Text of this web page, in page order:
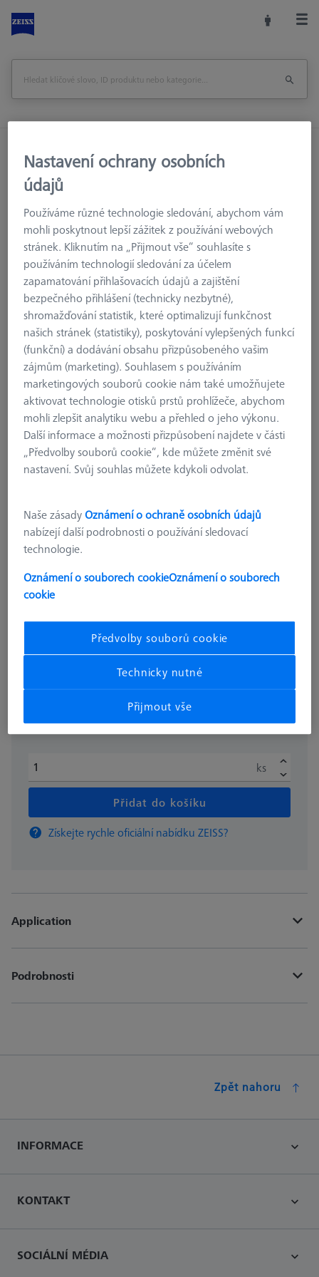
Upínací zařízení
Nástroje
Kombinovaný utahovací klíč - AF16
Vytisknout stránku
Zpět na
KOMPONENTY REFERENČNÍCH SAD
Kombinovaný utahovací klíč - AF16
15,99 € bez DPH
ks
Přidat do košíku
Získejte rychle oficiální nabídku ZEISS?
Application
Podrobnosti
Zpět nahoru
INFORMACE
KONTAKT
SOCIÁLNÍ MÉDIA
Nastavení ochrany osobních
údajů
Používáme různé technologie sledování, abychom vám
mohli poskytnout lepší zážitek z používání webových
stránek. Kliknutím na „Přijmout vše“ souhlasíte s
používáním technologií sledování za účelem
zapamatování přihlašovacích údajů a zajištění
bezpečného přihlášení (technicky nezbytné),
shromažďování statistik, které optimalizují funkčnost
našich stránek (statistiky), poskytování vylepšených funkcí
(funkční) a dodávání obsahu přizpůsobeného vašim
zájmům (marketing). Souhlasem s používáním
marketingových souborů cookie nám také umožňujete
aktivovat technologie otisků prstů prohlížeče, abychom
mohli zlepšit analytiku webu a přehled o jeho výkonu.
Další informace a možnosti přizpůsobení najdete v části
„Předvolby souborů cookie“, kde můžete změnit své
nastavení. Svůj souhlas můžete kdykoli odvolat.
Naše zásadyOznámení o ochraně osobních údajů
nabízejí další podrobnosti o používání sledovací
technologie.
Oznámení o souborech cookieOznámení o souborech
cookie
Předvolby souborů cookie
Technicky nutné
Přijmout vše